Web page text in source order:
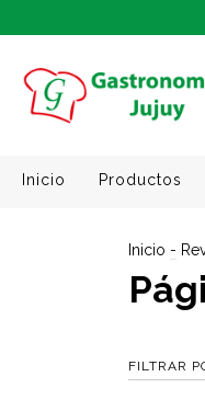
Inicio Productos
Inicio -
FILTRAR